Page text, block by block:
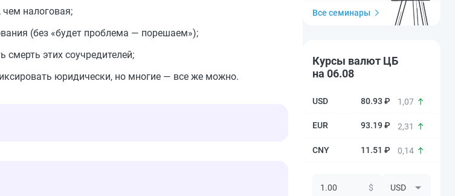
чем налоговая;
(без «будет проблема — порешаем»);
этих соучредителей;
юридически, но многие — все же можно.
Все семинары
Курсы валют ЦБ
на 06.08
80.93 ₽ 1,07
93.19 ₽ 2,31
11.51 ₽ 0,14
$